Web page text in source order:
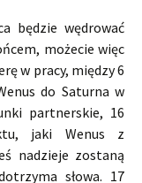
będzie wędrować
możecie więc
w pracy, między 6
do Saturna w
partnerskie, 16
jaki Wenus z
nadzieje zostaną
słowa. 17